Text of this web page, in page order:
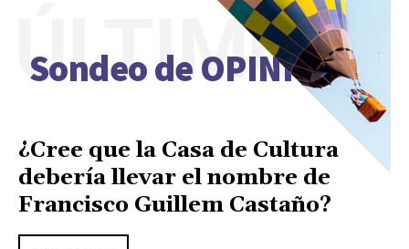
Sondeo de OPINIÓN
ÚLTIMO
¿Cree que la Casa de Cultura
debería llevar el nombre de
Francisco Guillem Castaño?